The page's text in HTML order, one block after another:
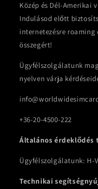
Közép és Dél-Amerikai
Indulásod előtt
internetezésre roaming
összegért!
Ügyfélszolgálatunk
nyelven várja
+36-20-4500-222
Általános érdeklődés
Ügyfélszolgálatunk: H-
Technikai